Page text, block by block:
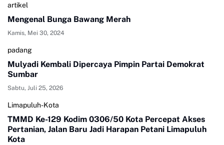
artikel
Mengenal Bunga Bawang Merah
Kamis, Mei 30, 2024
padang
Mulyadi Kembali Dipercaya Pimpin Partai Demokrat
Sumbar
Sabtu, Juli 25, 2026
Limapuluh-Kota
TMMD Ke-129 Kodim 0306/50 Kota Percepat Akses
Pertanian, Jalan Baru Jadi Harapan Petani Limapuluh
Kota